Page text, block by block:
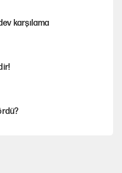
karşılama